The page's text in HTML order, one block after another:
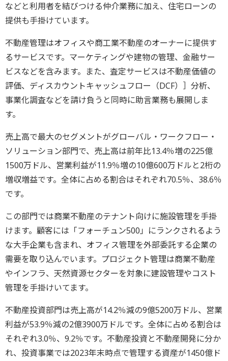
などと利用者を結びつける仲介業務に加え、住宅ローンの
提供も手掛けています。
不動産管理はオフィスや商工業不動産のオーナーに提供す
るサービスです。マーケティングや建物の管理、金融サー
ビスなどを含みます。また、査定サービスは不動産価値の
評価、ディスカウントキャッシュフロー（DCF）］分析、
事業化調査などを請け負うと同時に助言業務も展開しま
す。
売上高で最大のセグメントがグローバル・ワークフロー・
ソリューション部門で、売上高は前年比13.4％増の225億
1500万ドル、営業利益が11.9％増の10億600万ドルと2桁の
増収増益です。全体に占める割合はそれぞれ70.5％、38.6％
です。
この部門では商業不動産のテナント向けに施設管理を手掛
けます。顧客には「フォーチュン500」にランクされるよう
な大手企業も含まれ、オフィス管理を外部委託する企業の
需要を取り込んでいます。プロジェクト管理は商業不動産
やインフラ、天然資源セクターを対象に建設管理やコスト
管理を手掛けいてます。
不動産投資部門は売上高が14.2％減の9億5200万ドル、営業
利益が53.9％減の2億3900万ドルです。全体に占める割合は
それぞれ3.0％、9.2％です。不動産投資と不動産開発に分か
れ、投資事業では2023年末時点で管理する資産が1450億ド